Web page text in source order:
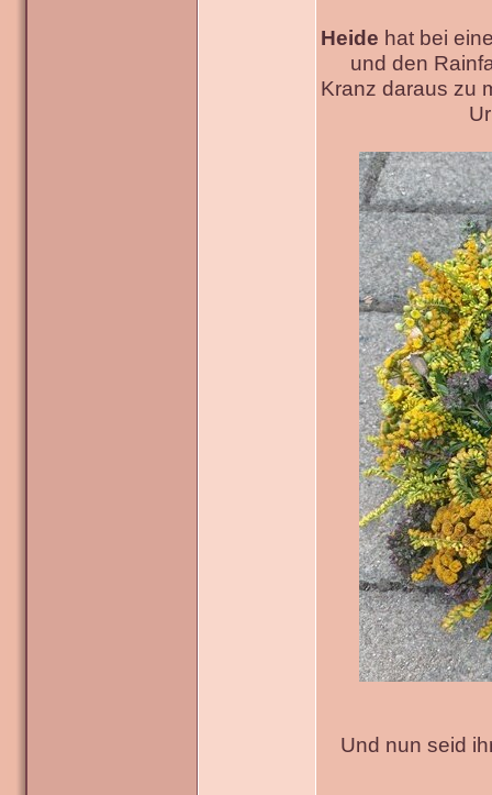
Heide hat bei
und den
Kranz daraus zu
Und nun seid